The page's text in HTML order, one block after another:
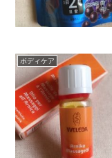
ボディケア